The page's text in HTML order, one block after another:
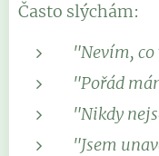
Často slýchám:
"Nevím,
"Pořád
"Nikdy
"Jsem